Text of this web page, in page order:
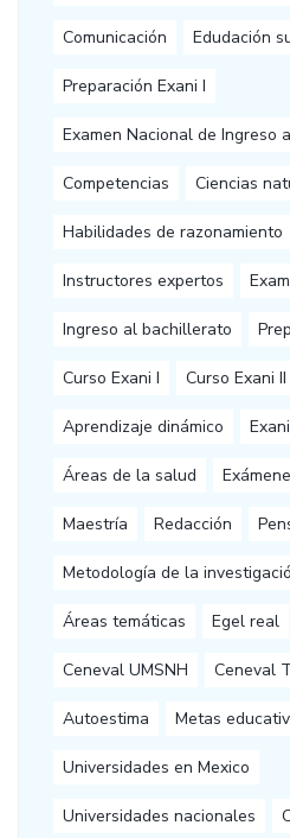
Comunicación Edudación
Preparación Exani I
Examen Nacional de Ingreso
Competencias Ciencias
Habilidades de razonamiento
Instructores expertos
Ingreso al bachillerato
Curso Exani I Curso Exani II
Aprendizaje dinámico
Áreas de la salud
Maestría Redacción
Metodología de la
Áreas temáticas Egel real
Ceneval UMSNH Ceneval
Autoestima Metas
Universidades en Mexico
Universidades nacionales